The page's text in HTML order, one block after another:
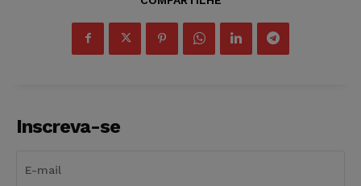
Inscreva-se